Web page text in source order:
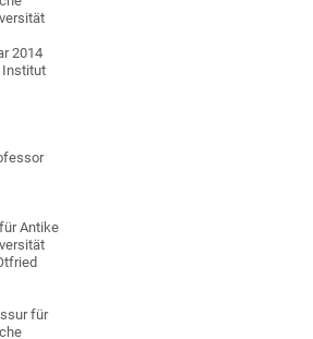
2014
Institut
Antike
für